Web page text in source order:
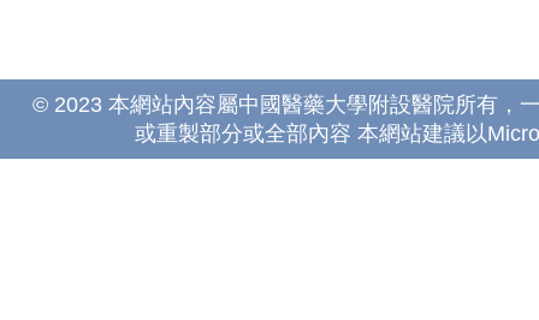
© 2023 本網站內容屬中國醫藥大學附設醫院所有，
或重製部分或全部內容 本網站建議以